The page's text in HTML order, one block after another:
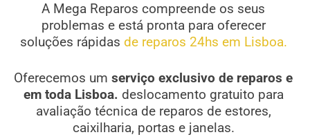
A Mega Reparos compreende os seus
problemas e está pronta para oferecer
soluções rápidas de reparos 24hs em Lisboa.
Oferecemos um serviço exclusivo de reparos e
em toda Lisboa. deslocamento gratuito para
avaliação técnica de reparos de estores,
caixilharia, portas e janelas.